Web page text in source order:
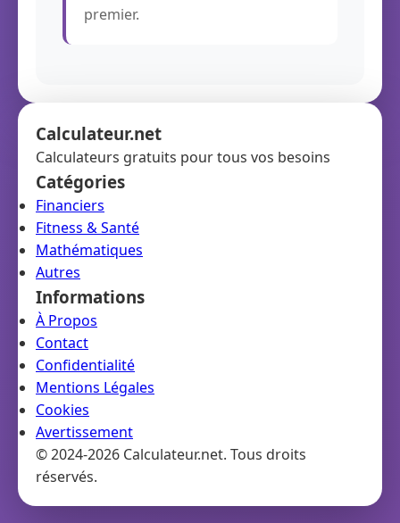
premier.
Calculateur.net
Calculateurs gratuits pour tous vos besoins
Catégories
Financiers
Fitness & Santé
Mathématiques
Autres
Informations
À Propos
Contact
Confidentialité
Mentions Légales
Cookies
Avertissement
© 2024-2026 Calculateur.net. Tous droits
réservés.